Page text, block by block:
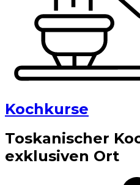
Kochkurse
Toskanischer
exklusiven Ort